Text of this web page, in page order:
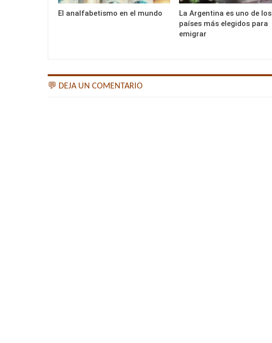
El analfabetismo en el mundo
La Argentina es uno de los
países más elegidos para
emigrar
💬 DEJA UN COMENTARIO